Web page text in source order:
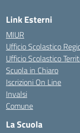
Link Esterni
MIUR
Ufficio Scolastico
Ufficio Scolastico
Scuola in Chiaro
Iscrizioni On Line
Invalsi
Comune
La Scuola